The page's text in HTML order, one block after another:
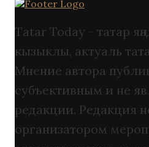
Tatar Today - татар
кызыклы, актуаль
Мнение автора
субъективным и не
редакции. Редакция
организатором